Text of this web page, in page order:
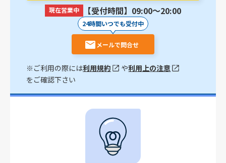
現在営業中 【受付時間】09:00〜20:00
24時間いつでも受付中
メールで問合せ
※ご利用の際には利用規約 や利用上の注意
をご確認下さい